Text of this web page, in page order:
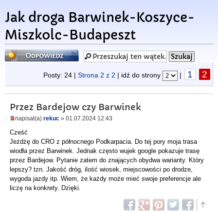
Jak droga Barwinek-Koszyce-
Miszkolc-Budapeszt
Odpowiedz
Posty: 24 | Strona 2 z 2 | idź do strony | 1 2
Przez Bardejow czy Barwinek
napisał(a) rekuc » 01.07.2024 12:43
Cześć
Jeżdżę do CRO z północnego Podkarpacia. Do tej pory moja trasa
wiodła przez Barwinek. Jednak często wujek google pokazuje trasę
przez Bardejow. Pytanie zatem do znających obydwa warianty. Który
lepszy? tzn. Jakość dróg, ilość wiosek, miejscowości po drodze,
wygoda jazdy itp. Wiem, że każdy może mieć swoje preferencje ale
liczę na konkrety. Dzięki.